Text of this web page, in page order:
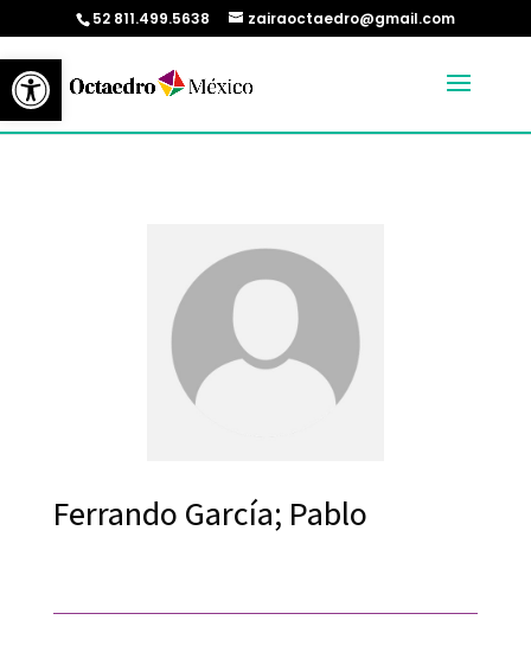
Abrir barra de herramientas
52 811.499.5638 zairaoctaedro@gmail.com
Ferrando García; Pablo